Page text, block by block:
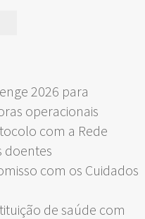
2026 para
operacionais
com a Rede
doentes
com os Cuidados
de saúde com